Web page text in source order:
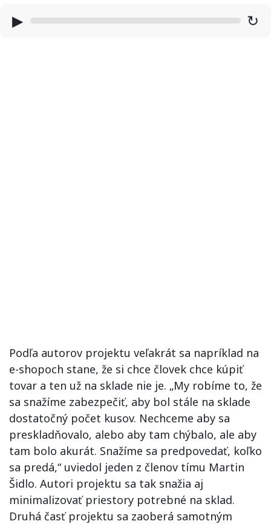
▶ ↻
Podľa autorov projektu veľakrát sa napríklad na
e-shopoch stane, že si chce človek chce kúpiť
tovar a ten už na sklade nie je. „My robíme to, že
sa snažíme zabezpečiť, aby bol stále na sklade
dostatočný počet kusov. Nechceme aby sa
preskladňovalo, alebo aby tam chýbalo, ale aby
tam bolo akurát. Snažíme sa predpovedať, koľko
sa predá,“ uviedol jeden z členov tímu Martin
Šidlo. Autori projektu sa tak snažia aj
minimalizovať priestory potrebné na sklad.
Druhá časť projektu sa zaoberá samotným